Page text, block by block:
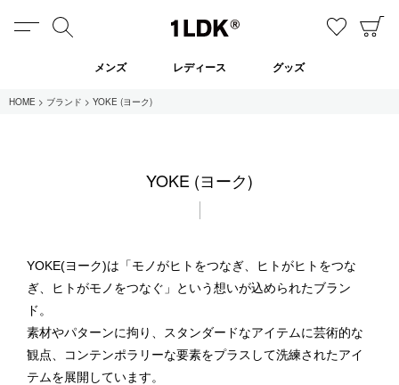
MENU お気に
メンズ レディース グッズ
UNIVERSAL PRODUCTS.
EVCON
HOME ブランド YOKE (ヨーク)
YOKE (ヨーク)
YOKE(ヨーク)は「モノがヒトをつなぎ、ヒトがヒトをつな
ぎ、ヒトがモノをつなぐ」という想いが込められたブラン
ド。
素材やパターンに拘り、スタンダードなアイテムに芸術的な
観点、コンテンポラリーな要素をプラスして洗練されたアイ
テムを展開しています。